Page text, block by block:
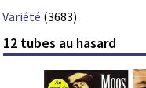
Variété (3683)
12 tubes au hasard